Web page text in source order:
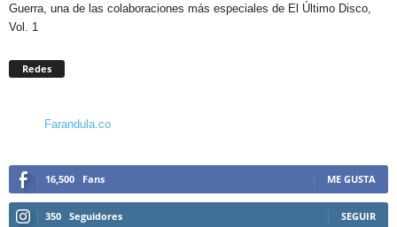
Guerra, una de las colaboraciones más especiales de El Último Disco,
Vol. 1
Redes
Farandula.co
16,500 Fans ME GUSTA
350 Seguidores SEGUIR